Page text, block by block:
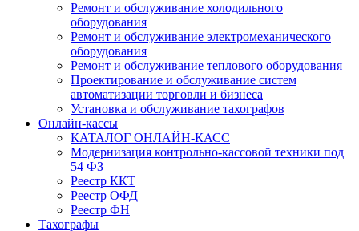
Ремонт и обслуживание холодильного
оборудования
Ремонт и обслуживание электромеханического
оборудования
Ремонт и обслуживание теплового оборудования
Проектирование и обслуживание систем
автоматизации торговли и бизнеса
Установка и обслуживание тахографов
Онлайн-кассы
КАТАЛОГ ОНЛАЙН-КАСС
Модернизация контрольно-кассовой техники под
54 ФЗ
Реестр ККТ
Реестр ОФД
Реестр ФН
Тахографы